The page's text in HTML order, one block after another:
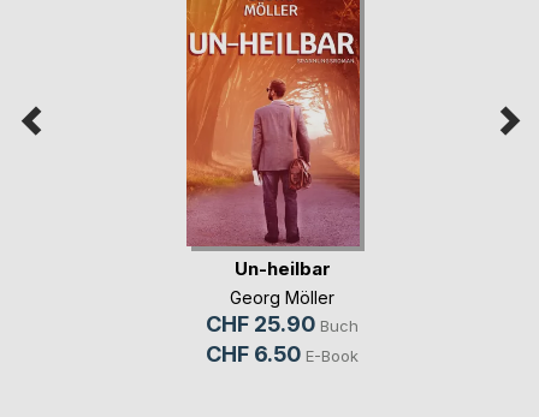
Un-heilbar
Georg Möller
CHF 25.90 Buch
CHF 6.50 E-Book